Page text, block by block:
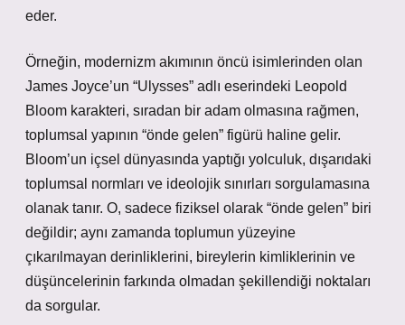
eder.
Örneğin, modernizm akımının öncü isimlerinden olan
James Joyce’un “Ulysses” adlı eserindeki Leopold
Bloom karakteri, sıradan bir adam olmasına rağmen,
toplumsal yapının “önde gelen” figürü haline gelir.
Bloom’un içsel dünyasında yaptığı yolculuk, dışarıdaki
toplumsal normları ve ideolojik sınırları sorgulamasına
olanak tanır. O, sadece fiziksel olarak “önde gelen” biri
değildir; aynı zamanda toplumun yüzeyine
çıkarılmayan derinliklerini, bireylerin kimliklerinin ve
düşüncelerinin farkında olmadan şekillendiği noktaları
da sorgular.